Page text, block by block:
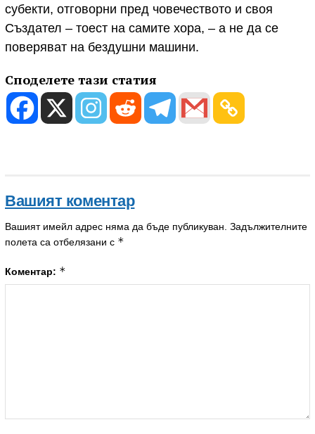
субекти, отговорни пред човечеството и своя
Създател – тоест на самите хора, – а не да се
поверяват на бездушни машини.
Споделете тази статия
Вашият коментар
Вашият имейл адрес няма да бъде публикуван. Задължителните
полета са отбелязани с *
Коментар: *